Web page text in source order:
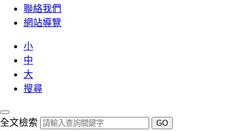
聯絡我們
網站導覽
小
中
大
搜尋
全文檢索 GO